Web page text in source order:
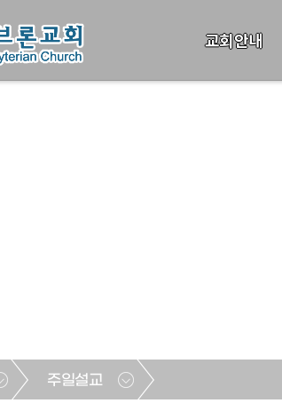
교회안내
주일설교